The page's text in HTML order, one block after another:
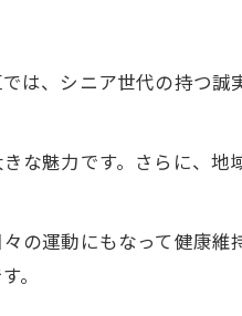
は、シニア世代の持つ誠
な魅力です。さらに、地
の運動にもなって健康維
。